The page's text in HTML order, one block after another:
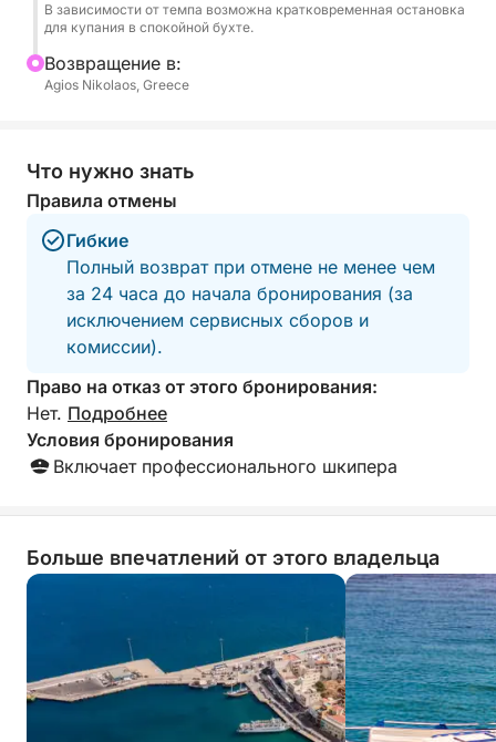
Эта короткая поездка идеально подходит для
семей с детьми, пар или одиночных
путешественников, желающих познакомиться с
В зависимости от темпа возможна кратковременная остановка
для купания в спокойной бухте.
Bозвращение в:
Agios Nikolaos, Greece
Что нужно знать
Правила отмены
Гибкие
Полный возврат при отмене не менее чем
за 24 часа до начала бронирования (за
исключением сервисных сборов и
комиссии).
Право на отказ от этого бронирования:
Нет. Подробнее
Условия бронирования
Включает профессионального шкипера
Больше впечатлений от этого владельца